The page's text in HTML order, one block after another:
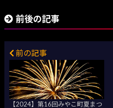
前後の記事
前の記事
【2024】第16回みやこ町夏まつ